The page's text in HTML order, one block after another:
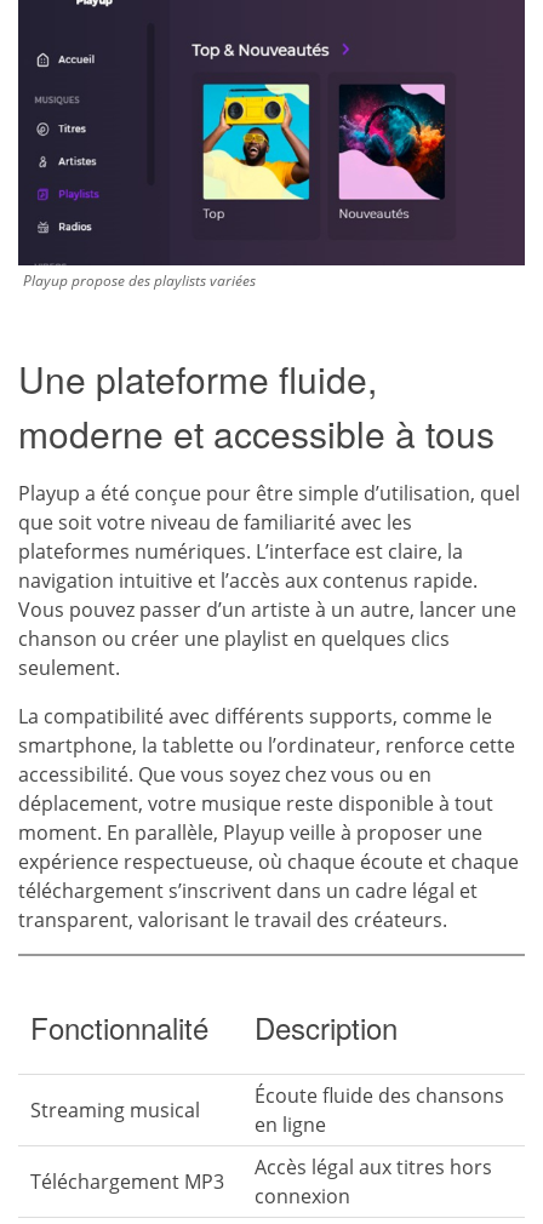
Playup propose des playlists variées
Une plateforme fluide,
moderne et accessible à tous
Playup a été conçue pour être simple d’utilisation, quel
que soit votre niveau de familiarité avec les
plateformes numériques. L’interface est claire, la
navigation intuitive et l’accès aux contenus rapide.
Vous pouvez passer d’un artiste à un autre, lancer une
chanson ou créer une playlist en quelques clics
seulement.
La compatibilité avec différents supports, comme le
smartphone, la tablette ou l’ordinateur, renforce cette
accessibilité. Que vous soyez chez vous ou en
déplacement, votre musique reste disponible à tout
moment. En parallèle, Playup veille à proposer une
expérience respectueuse, où chaque écoute et chaque
téléchargement s’inscrivent dans un cadre légal et
transparent, valorisant le travail des créateurs.
Fonctionnalité Description
Streaming musical
Écoute fluide des chansons
en ligne
Téléchargement MP3
Accès légal aux titres hors
connexion